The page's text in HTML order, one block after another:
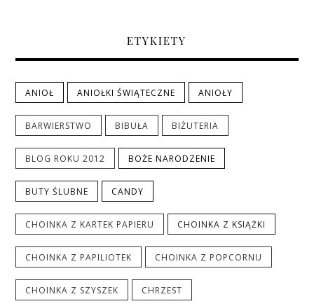
ETYKIETY
ANIOŁ ANIOŁKI ŚWIĄTECZNE ANIOŁY
BARWIERSTWO BIBUŁA BIŻUTERIA
BLOG ROKU 2012 BOŻE NARODZENIE
BUTY ŚLUBNE CANDY
CHOINKA Z KARTEK PAPIERU CHOINKA Z KSIĄŻKI
CHOINKA Z PAPILIOTEK CHOINKA Z POPCORNU
CHOINKA Z SZYSZEK CHRZEST